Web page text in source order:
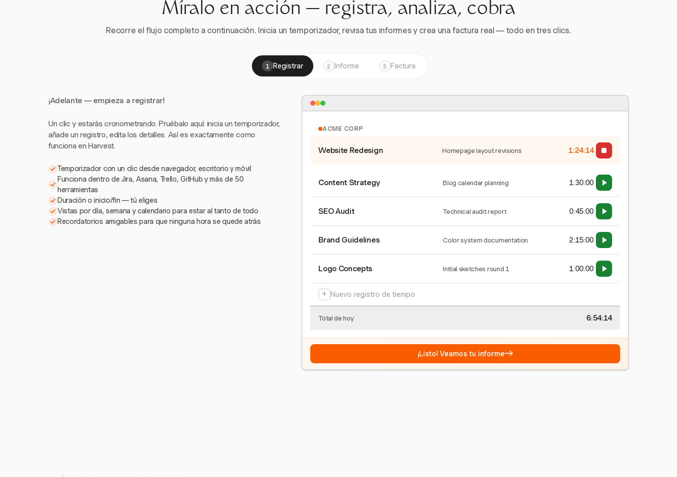
Míralo en acción — registra, analiza, cobra
Recorre el flujo completo a continuación. Inicia un temporizador, revisa tus informes y crea una factura real — todo en tres clics.
1 Registrar 2 Informe 3 Factura
¡Adelante — empieza a registrar!
Un clic y estarás cronometrando. Pruébalo aquí: inicia un temporizador,
añade un registro, edita los detalles. Así es exactamente como
funciona en Harvest.
Temporizador con un clic desde navegador, escritorio y móvil
Funciona dentro de Jira, Asana, Trello, GitHub y más de 50
herramientas
Duración o inicio/fin — tú eliges
Vistas por día, semana y calendario para estar al tanto de todo
Recordatorios amigables para que ninguna hora se quede atrás
ACME CORP
Website Redesign Homepage layout revisions 1:24:15
Content Strategy Blog calendar planning 1:30:00
SEO Audit Technical audit report 0:45:00
Brand Guidelines Color system documentation 2:15:00
Logo Concepts Initial sketches round 1 1:00:00
+ Nuevo registro de tiempo
Total de hoy 6:54:15
¡Listo! Veamos tu informe→